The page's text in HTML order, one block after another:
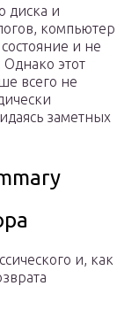
диска и
компьютер
и не
этот
всего не
заметных
и, как